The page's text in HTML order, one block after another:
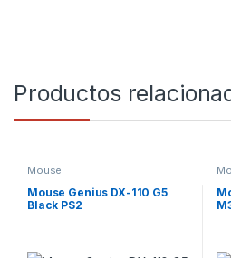
Productos
Mouse
Mouse Genius DX-110 G5
Black PS2